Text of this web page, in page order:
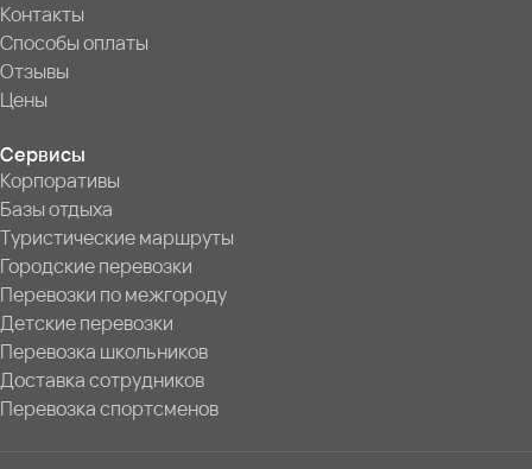
Контакты
Способы оплаты
Отзывы
Цены
Сервисы
Корпоративы
Базы отдыха
Туристические маршруты
Городские перевозки
Перевозки по межгороду
Детские перевозки
Перевозка школьников
Доставка сотрудников
Перевозка спортсменов